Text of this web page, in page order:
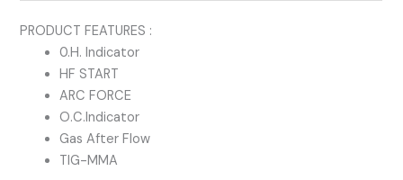
PRODUCT FEATURES :
0.H. Indicator
HF START
ARC FORCE
O.C.Indicator
Gas After Flow
TIG-MMA